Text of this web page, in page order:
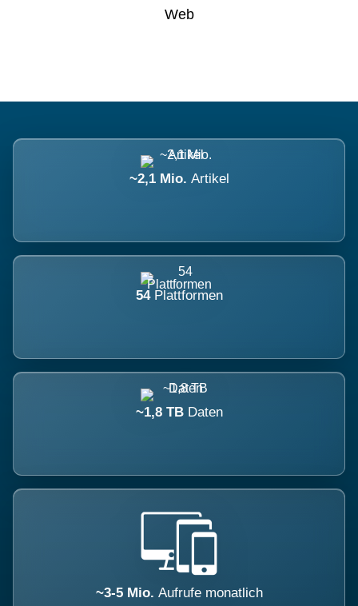
Web
~2,1 Mio. Artikel
54 Plattformen
~1,8 TB Daten
~3-5 Mio. Aufrufe monatlich